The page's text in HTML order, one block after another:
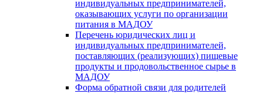
индивидуальных предпринимателей,
оказывающих услуги по организации
питания в МАДОУ
Перечень юридических лиц и
индивидуальных предпринимателей,
поставляющих (реализующих) пищевые
продукты и продовольственное сырье в
МАДОУ
Форма обратной связи для родителей